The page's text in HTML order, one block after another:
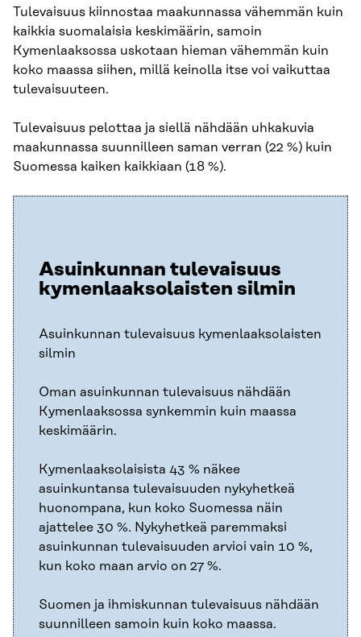
Tulevaisuus kiinnostaa maakunnassa vähemmän kuin
kaikkia suomalaisia keskimäärin, samoin
Kymenlaaksossa uskotaan hieman vähemmän kuin
koko maassa siihen, millä keinolla itse voi vaikuttaa
tulevaisuuteen.
Tulevaisuus pelottaa ja siellä nähdään uhkakuvia
maakunnassa suunnilleen saman verran (22 %) kuin
Suomessa kaiken kaikkiaan (18 %).​
Asuinkunnan tulevaisuus
kymenlaaksolaisten silmin
Asuinkunnan tulevaisuus kymenlaaksolaisten
silmin
Oman asuinkunnan tulevaisuus nähdään
Kymenlaaksossa synkemmin kuin maassa
keskimäärin.
Kymenlaaksolaisista 43 % näkee
asuinkuntansa tulevaisuuden nykyhetkeä
huonompana, kun koko Suomessa näin
ajattelee 30 %. Nykyhetkeä paremmaksi
asuinkunnan tulevaisuuden arvioi vain 10 %,
kun koko maan arvio on 27 %.
Suomen ja ihmiskunnan tulevaisuus nähdään
suunnilleen samoin kuin koko maassa.​